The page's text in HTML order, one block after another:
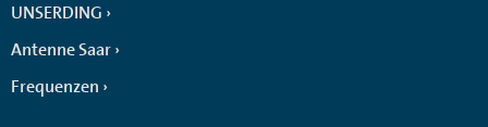
UNSERDING
Antenne Saar
Frequenzen